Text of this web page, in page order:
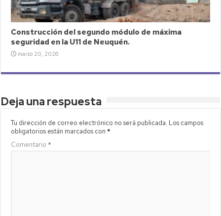
Construcción del segundo módulo de máxima
seguridad en la U11 de Neuquén.
marzo 20, 2026
Deja una respuesta
Tu dirección de correo electrónico no será publicada. Los campos
obligatorios están marcados con *
Comentario *